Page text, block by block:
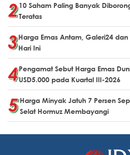
10 Saham Paling Banyak
Teratas
Harga Emas Antam, Galeri24
Hari Ini
Pengamat Sebut Harga Emas
USD5.000 pada Kuartal III-2026
Harga Minyak Jatuh 7 Persen
Selat Hormuz Membayangi